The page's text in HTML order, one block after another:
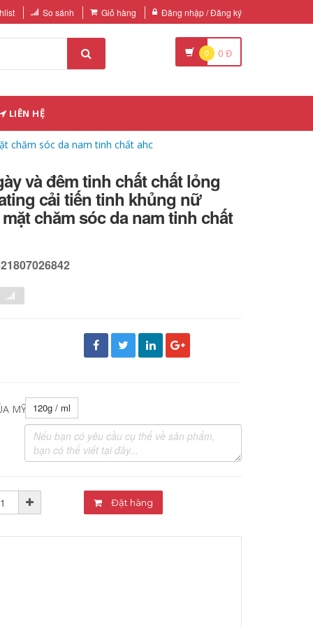
So sánh Giỏ hàng Đăng nhập / Đăng ký
0 0 Đ
LIÊN HỆ
chăm sóc da nam tinh chất ahc
và đêm tinh chất chất lỏng
cải tiến tinh khủng nữ
chăm sóc da nam tinh chất
MỸ PHẨM:
120g / ml
Đặt hàng